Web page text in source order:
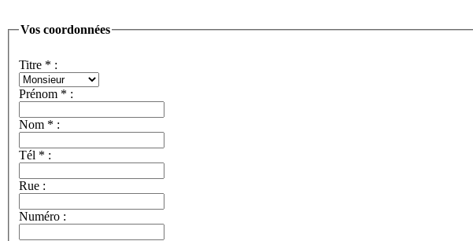
Vos coordonnées
Titre * :
Prénom * :
Nom * :
Tél * :
Rue :
Numéro :